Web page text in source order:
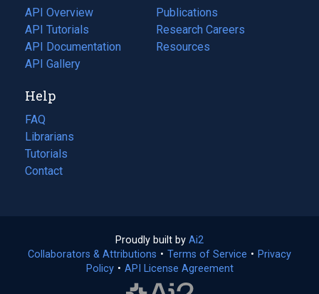
tab)
API Overview
API Tutorials
API Documentation
(opens
in
new
tab)
API Gallery
Publications
(opens
in
a
Research Careers
(opens
in
Resources
(opens
Help
FAQ
Librarians
Tutorials
Contact
Proudly built by Ai2
in
a
Collaborators & Attributions • Terms of Service (opens
• Privacy
Policy(opens
• API License Agreement